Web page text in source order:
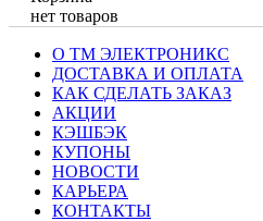
нет товаров
О ТМ ЭЛЕКТРОНИКС
ДОСТАВКА И ОПЛАТА
КАК СДЕЛАТЬ ЗАКАЗ
АКЦИИ
КЭШБЭК
КУПОНЫ
НОВОСТИ
КАРЬЕРА
КОНТАКТЫ